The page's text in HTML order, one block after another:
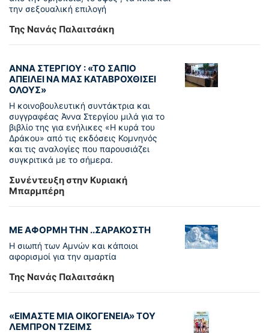
την σεξουαλική επιλογή
Της Νανάς Παλαιτσάκη
ΑΝΝΑ ΣΤΕΡΓΙΟΥ : «ΤΟ ΣΑΠΙΟ
ΑΠΕΙΛΕΙ ΝΑ ΜΑΣ ΚΑΤΑΒΡΟΧΘΙΣΕΙ
ΟΛΟΥΣ»
Η κοινοβουλευτική συντάκτρια και
συγγραφέας Άννα Στεργίου μιλά για το
βιβλίο της για ενήλικες «Η κυρά του
Δράκου» από τις εκδόσεις Κομνηνός
και τις αναλογίες που παρουσιάζει
συγκριτικά με το σήμερα.
Συνέντευξη στην Κυριακή
Μπαρμπέρη
ΜΕ ΑΦΟΡΜΗ ΤΗΝ ..ΣΑΡΑΚΟΣΤΗ
Η σιωπή των Αμνών και κάποιοι
αφορισμοί για την αμαρτία
Της Νανάς Παλαιτσάκη
«ΕΙΜΑΣΤΕ ΜΙΑ ΟΙΚΟΓΕΝΕΙΑ» ΤΟΥ
ΛΕΜΠΡΟΝ ΤΖΕΙΜΣ